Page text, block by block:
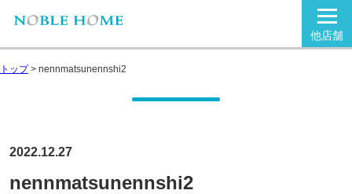
他店舗
トップ> nennmatsunennshi2
2022.12.27
nennmatsunennshi2